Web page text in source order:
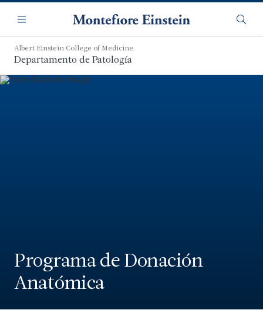
contenido
principal
Navegación
Menú
Albert Einstein College of Medicine
Departamento de Patología
Programa de Donación
Anatómica